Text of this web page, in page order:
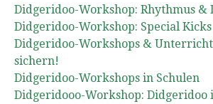
Didgeridoo-Workshop: Rhythmus &
Didgeridoo-Workshop: Special Kicks
Didgeridoo-Workshops &
sichern!
Didgeridoo-Workshops in Schulen
Didgeridooo-Workshop: Didgeridoo